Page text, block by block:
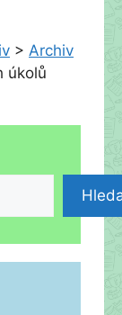
> Archiv
úkolů